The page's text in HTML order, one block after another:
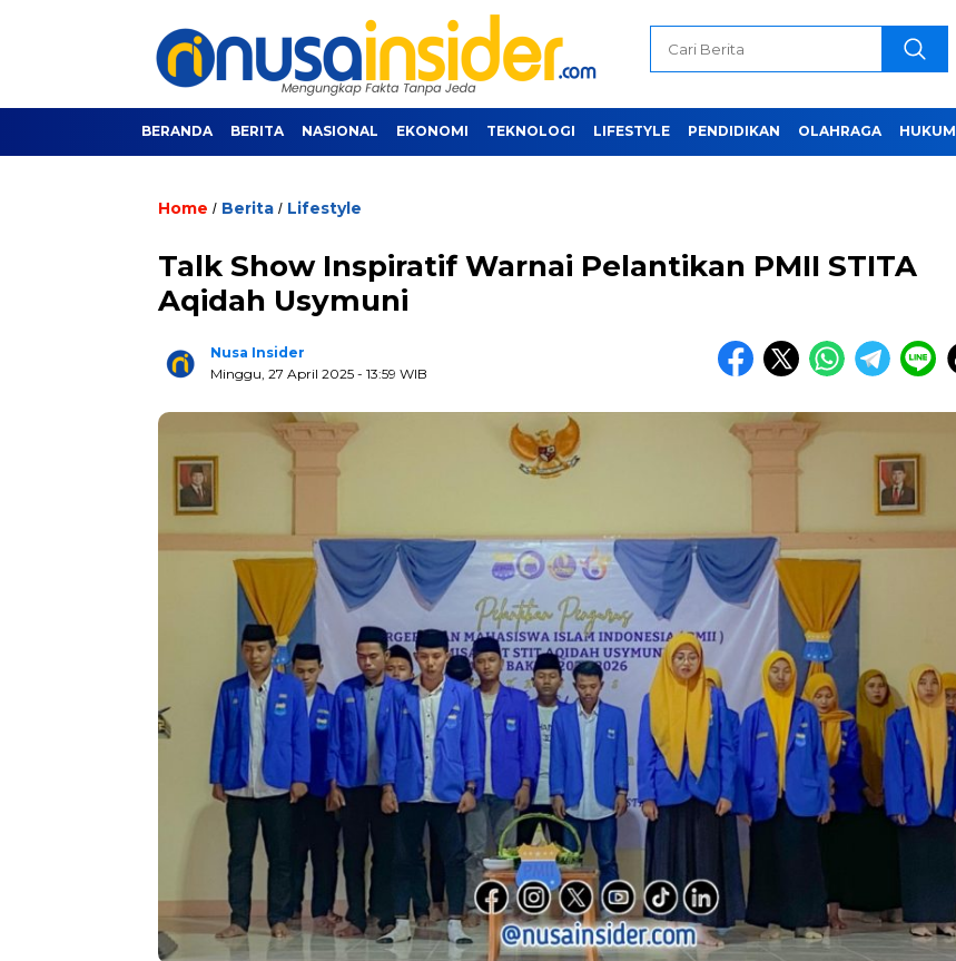
BERANDA BERITA NASIONAL EKONOMI TEKNOLOGI LIFESTYLE PENDIDIKAN OLAHRAGA HUKUM
Home / Berita / Lifestyle
Talk Show Inspiratif Warnai Pelantikan PMII STITA
Aqidah Usymuni
Nusa Insider
Minggu, 27 April 2025 - 13:59 WIB